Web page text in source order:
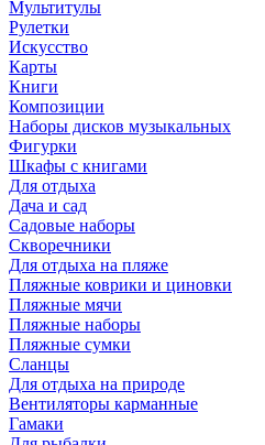
Мультитулы
Рулетки
Искусство
Карты
Книги
Композиции
Наборы дисков музыкальных
Фигурки
Шкафы с книгами
Для отдыха
Дача и сад
Садовые наборы
Скворечники
Для отдыха на пляже
Пляжные коврики и циновки
Пляжные мячи
Пляжные наборы
Пляжные сумки
Сланцы
Для отдыха на природе
Вентиляторы карманные
Гамаки